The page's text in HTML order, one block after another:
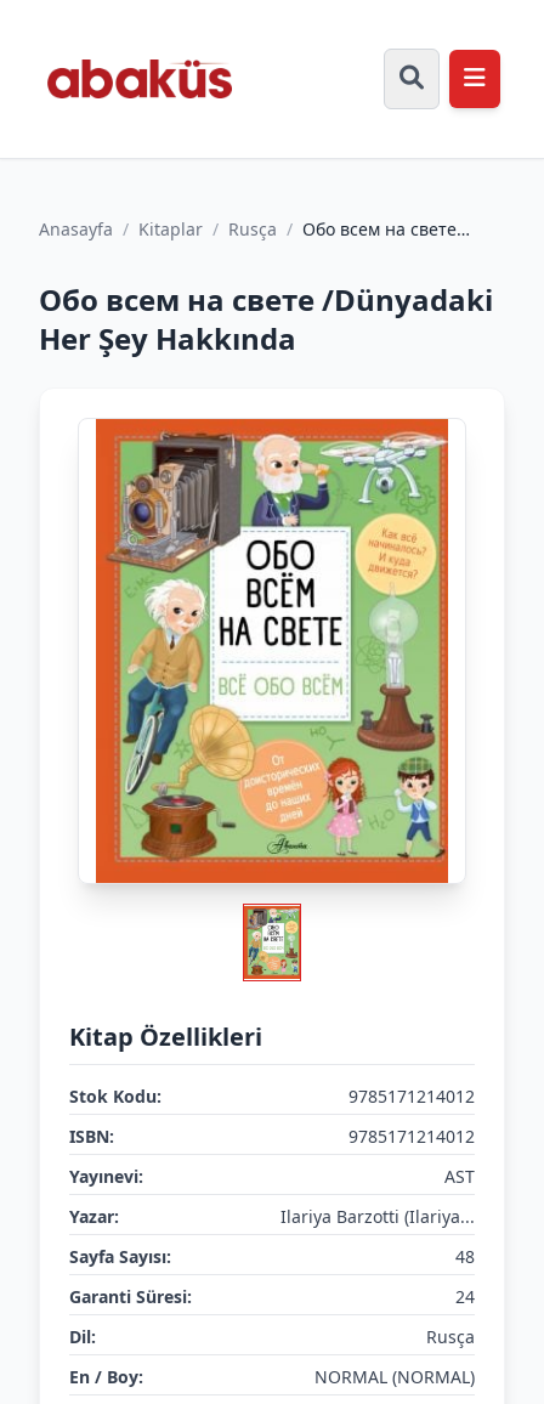
Anasayfa / Kitaplar / Rusça / Обо всем на свете
Обо всем на свете /Dünyadaki
Her Şey Hakkında
Kitap Özellikleri
Stok Kodu:
9785171214012
ISBN:
9785171214012
Yayınevi:
AST
Yazar:
Ilariya Barzotti (Ilariya...
Sayfa Sayısı:
48
Garanti Süresi:
24
Dil:
Rusça
En / Boy:
NORMAL (NORMAL)